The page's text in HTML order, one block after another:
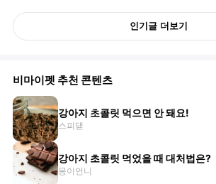
인기글 더보기
비마이펫 추천 콘텐츠
강아지 초콜릿 먹으면 안 돼요!
스피댇
강아지 초콜릿 먹었을 때 대처법은?
몽이언니